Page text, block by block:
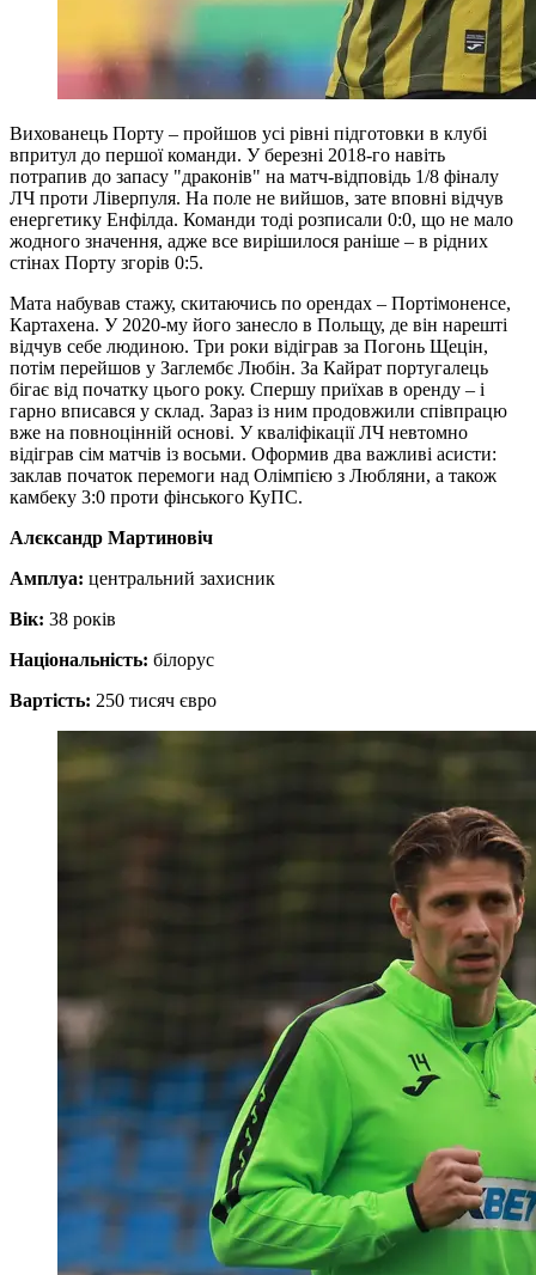
Вихованець Порту – пройшов усі рівні підготовки в клубі
впритул до першої команди. У березні 2018-го навіть
потрапив до запасу "драконів" на матч-відповідь 1/8 фіналу
ЛЧ проти Ліверпуля. На поле не вийшов, зате вповні відчув
енергетику Енфілда. Команди тоді розписали 0:0, що не мало
жодного значення, адже все вирішилося раніше – в рідних
стінах Порту згорів 0:5.
Мата набував стажу, скитаючись по орендах – Портімоненсе,
Картахена. У 2020-му його занесло в Польщу, де він нарешті
відчув себе людиною. Три роки відіграв за Погонь Щецін,
потім перейшов у Заглембє Любін. За Кайрат португалець
бігає від початку цього року. Спершу приїхав в оренду – і
гарно вписався у склад. Зараз із ним продовжили співпрацю
вже на повноцінній основі. У кваліфікації ЛЧ невтомно
відіграв сім матчів із восьми. Оформив два важливі асисти:
заклав початок перемоги над Олімпією з Любляни, а також
камбеку 3:0 проти фінського КуПС.
Алєксандр Мартиновіч
Амплуа: центральний захисник
Вік: 38 років
Національність: білорус
Вартість: 250 тисяч євро